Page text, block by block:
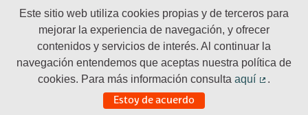
Este sitio web utiliza cookies propias y de terceros para
mejorar la experiencia de navegación, y ofrecer
contenidos y servicios de interés. Al continuar la
navegación entendemos que aceptas nuestra política de
cookies. Para más información consultaaquí
.
Estoy de acuerdo